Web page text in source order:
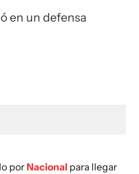
en un defensa
por Nacional para llegar